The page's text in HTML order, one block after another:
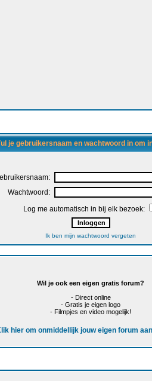
je gebruikersnaam en wachtwoord in om
Wachtwoord:
Log me automatisch in bij elk bezoek:
Ik ben mijn wachtwoord vergeten
Wil je ook een eigen gratis forum?
- Direct online
- Gratis je eigen logo
- Filmpjes en video mogelijk!
hier om onmiddellijk jouw eigen forum